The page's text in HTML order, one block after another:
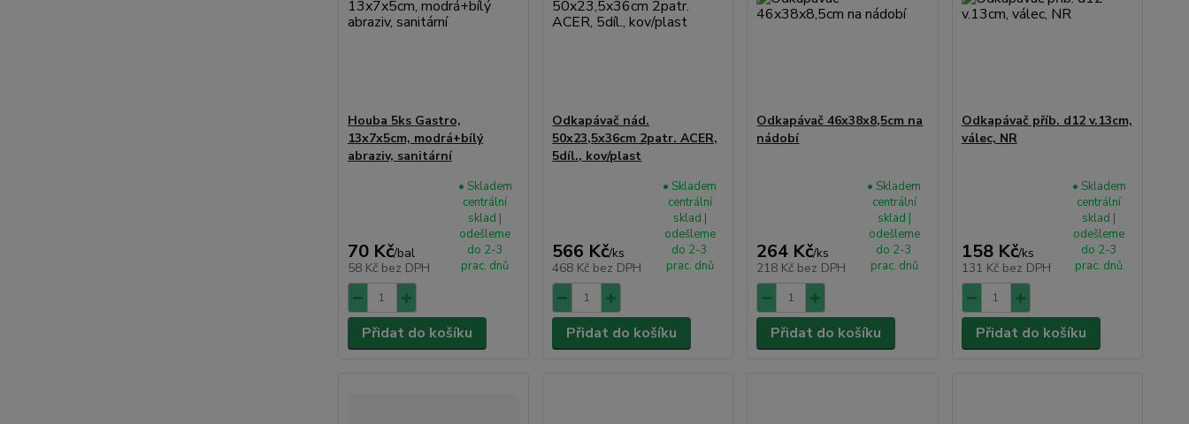
Houba 5ks Gastro,
13x7x5cm, modrá+bílý
abraziv, sanitární
70 Kč/bal
58 Kč bez DPH
• Skladem
centrální
sklad |
odešleme
do 2-3
prac. dnů
Přidat do košíku
Odkapávač nád.
50x23,5x36cm 2patr. ACER,
5díl., kov/plast
566 Kč/ks
468 Kč bez DPH
• Skladem
centrální
sklad |
odešleme
do 2-3
prac. dnů
Přidat do košíku
Odkapávač 46x38x8,5cm na
nádobí
264 Kč/ks
218 Kč bez DPH
• Skladem
centrální
sklad |
odešleme
do 2-3
prac. dnů
Přidat do košíku
Odkapávač příb. d12 v.13cm,
válec, NR
158 Kč/ks
131 Kč bez DPH
• Skladem
centrální
sklad |
odešleme
do 2-3
prac. dnů
Přidat do košíku